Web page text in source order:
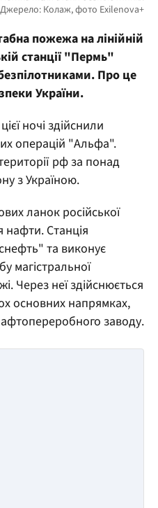
пожежа на лінійній
станції "Пермь"
Про це
України.
ночі здійснили
операцій "Альфа".
рф за понад
з Україною.
ланок російської
нафти. Станція
та виконує
магістральної
Через неї здійснюється
основних напрямках,
заводу.